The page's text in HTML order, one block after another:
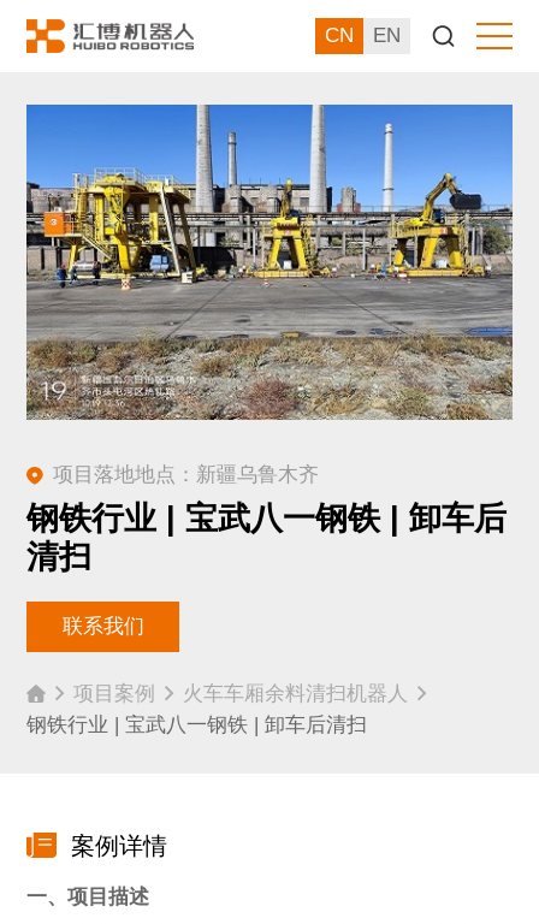
CN EN
项目落地地点：新疆乌鲁木齐
钢铁行业 | 宝武八一钢铁 | 卸车后
清扫
联系我们
项目案例
火车车厢余料清扫机器人
钢铁行业 | 宝武八一钢铁 | 卸车后清扫
案例详情
一、项目描述